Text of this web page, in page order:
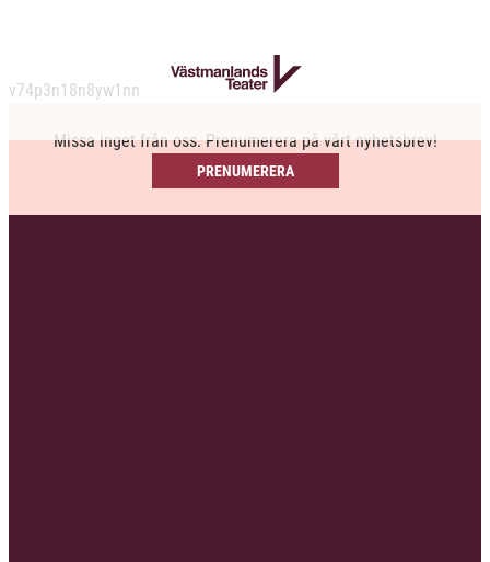
v74p3n18n8yw1nn
Missa inget från oss. Prenumerera på vårt nyhetsbrev!
PRENUMERERA